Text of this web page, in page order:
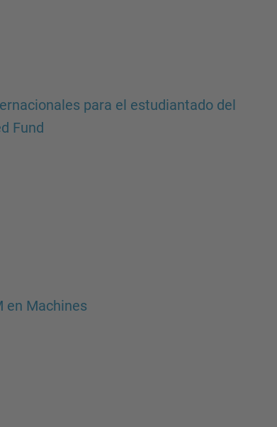
para el estudiantado del
Fund
en Machines